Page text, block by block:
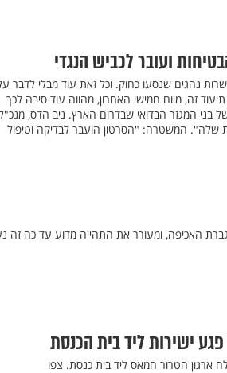
ועובר לכביש הנגדי
נהגים שנסעו כחוק. וכל זאת עוד מבלי לדבר
זה, מיום חמישי האחרון, מהווה עוד סיבה לכך
המגזר הבדואי שבדרום הארץ. ניב הדס,
שלה". המשטרה: "הסרטון הועבר לבדיקה וטיפול
האכיפה, ומעורר את התהייה מדוע עד כה זה
ישירות ליד בית הכנסת
ארגון הטרור חמאס ליד בית כנסת. צפו